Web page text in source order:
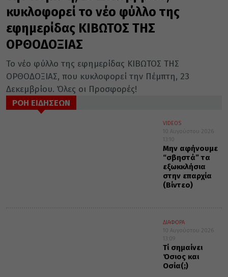
κυκλοφορεί το νέο φύλλο της
εφημερίδας ΚΙΒΩΤΟΣ ΤΗΣ
ΟΡΘΟΔΟΞΙΑΣ
Το νέο φύλλο της εφημερίδας ΚΙΒΩΤΟΣ ΤΗΣ
ΟΡΘΟΔΟΞΙΑΣ, που κυκλοφορεί την Πέμπτη, 23
Δεκεμβρίου. Όλες οι Προσφορές!
ΡΟΗ ΕΙΔΗΣΕΩΝ
VIDEOS
10 Αυγούστου 2026
13:10
Μην αφήνουμε
“σβηστά” τα
εξωκκλήσια
στην επαρχία
(Βίντεο)
ΔΙΑΦΟΡΑ
10 Αυγούστου 2026
13:09
Τί σημαίνει
Όσιος και
Οσία(;)